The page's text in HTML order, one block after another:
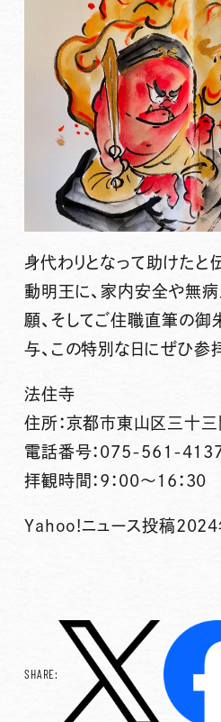
身代わりとなって助けたと
動明王に、家内安全や無
願、そしてご住職直筆の御
与、 この特別な日にぜひ参
法住寺
住所：京都市東山区三十
電話番号：075-561-
拝観時間：9：00～16：30
Yahoo!ニュース投稿2024
SHARE: